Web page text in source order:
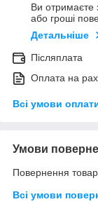
Ви отримаєте
або гроші
Детальніше
Післяплата
Оплата на
Всі умови
Умови
Повернення
Всі умови